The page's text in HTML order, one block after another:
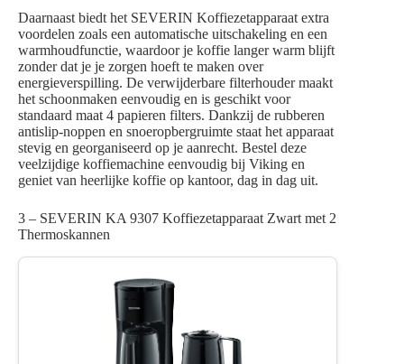
Daarnaast biedt het SEVERIN Koffiezetapparaat extra
voordelen zoals een automatische uitschakeling en een
warmhoudfunctie, waardoor je koffie langer warm blijft
zonder dat je je zorgen hoeft te maken over
energieverspilling. De verwijderbare filterhouder maakt
het schoonmaken eenvoudig en is geschikt voor
standaard maat 4 papieren filters. Dankzij de rubberen
antislip-noppen en snoeropbergruimte staat het apparaat
stevig en georganiseerd op je aanrecht. Bestel deze
veelzijdige koffiemachine eenvoudig bij Viking en
geniet van heerlijke koffie op kantoor, dag in dag uit.
3 – SEVERIN KA 9307 Koffiezetapparaat Zwart met 2
Thermoskannen